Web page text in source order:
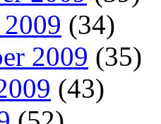
(34)
2009 (35)
(43)